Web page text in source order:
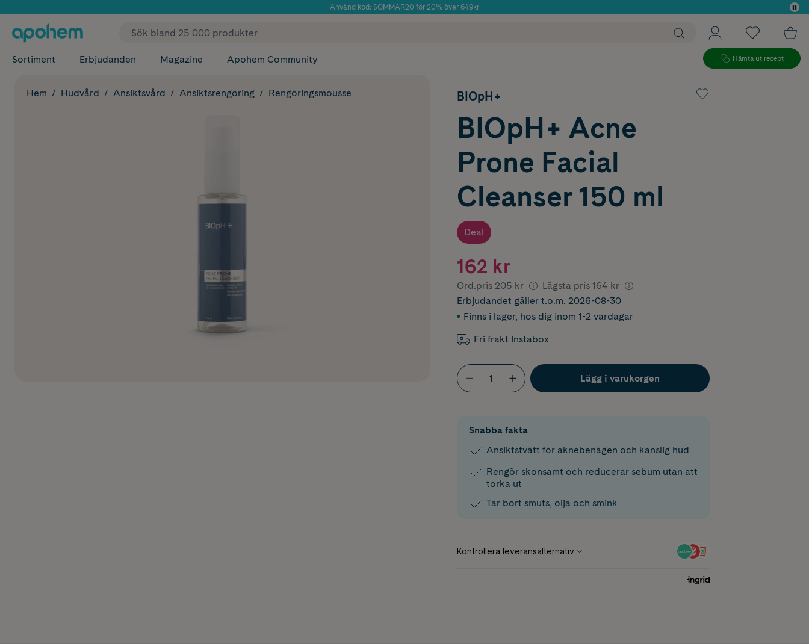
Använd kod: SOMMAR20 för 20% över 649kr
✓ Fri frakt
Sortiment Erbjudanden Magazine Apohem Community Hämta ut recept
Hem Hudvård Ansiktsvård Ansiktsrengöring Rengöringsmousse BIOpH+
BIOpH+ Acne
Prone Facial
Cleanser 150 ml
Deal
162 kr
Ord.pris 205 kr Lägsta pris 164 kr
Erbjudandet gäller t.o.m. 2026-08-30
Finns i lager, hos dig inom 1-2 vardagar
Fri frakt Instabox
Lägg i varukorgen
Snabba fakta
Ansiktstvätt för aknebenägen och känslig hud
Rengör skonsamt och reducerar sebum utan att
torka ut
Tar bort smuts, olja och smink